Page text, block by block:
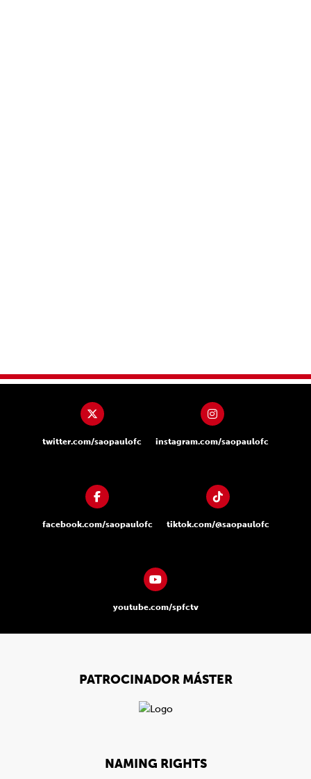
twitter.com/saopaulofc instagram.com/saopaulofc
facebook.com/saopaulofc tiktok.com/@saopaulofc
youtube.com/spfctv
PATROCINADOR MÁSTER
NAMING RIGHTS